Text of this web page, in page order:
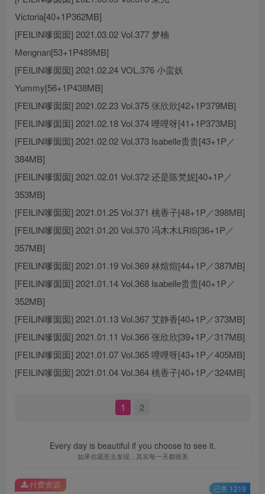
Victoria[40+1P362MB]
[FEILIN嗲囡囡] 2021.03.02 Vol.377 梦楠
Mengnan[53+1P489MB]
[FEILIN嗲囡囡] 2021.02.24 VOL.376 小蛮妖
Yummy[56+1P438MB]
[FEILIN嗲囡囡] 2021.02.23 Vol.375 张欣欣[42+1P379MB]
[FEILIN嗲囡囡] 2021.02.18 Vol.374 哩哩呀[41+1P373MB]
[FEILIN嗲囡囡] 2021.02.02 Vol.373 Isabelle贵贵[43+1P／
384MB]
[FEILIN嗲囡囡] 2021.02.01 Vol.372 还是陈梵妮[40+1P／
353MB]
[FEILIN嗲囡囡] 2021.01.25 Vol.371 桃香子[48+1P／398MB]
[FEILIN嗲囡囡] 2021.01.20 Vol.370 冯木木LRIS[36+1P／
357MB]
[FEILIN嗲囡囡] 2021.01.19 Vol.369 林煊煊[44+1P／387MB]
[FEILIN嗲囡囡] 2021.01.14 Vol.368 Isabelle贵贵[40+1P／
352MB]
[FEILIN嗲囡囡] 2021.01.13 Vol.367 艾静香[40+1P／373MB]
[FEILIN嗲囡囡] 2021.01.11 Vol.366 张欣欣[39+1P／317MB]
[FEILIN嗲囡囡] 2021.01.07 Vol.365 哩哩呀[43+1P／405MB]
[FEILIN嗲囡囡] 2021.01.04 Vol.364 桃香子[40+1P／324MB]
1 2
Every day is beautiful if you choose to see it.
如果你愿意去发现，其实每一天都很美
付费资源 已售 1219